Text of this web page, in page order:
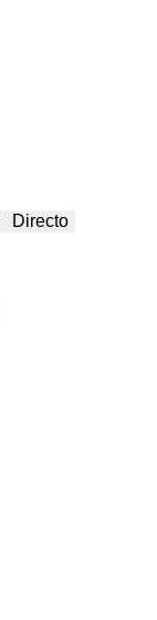
Directo